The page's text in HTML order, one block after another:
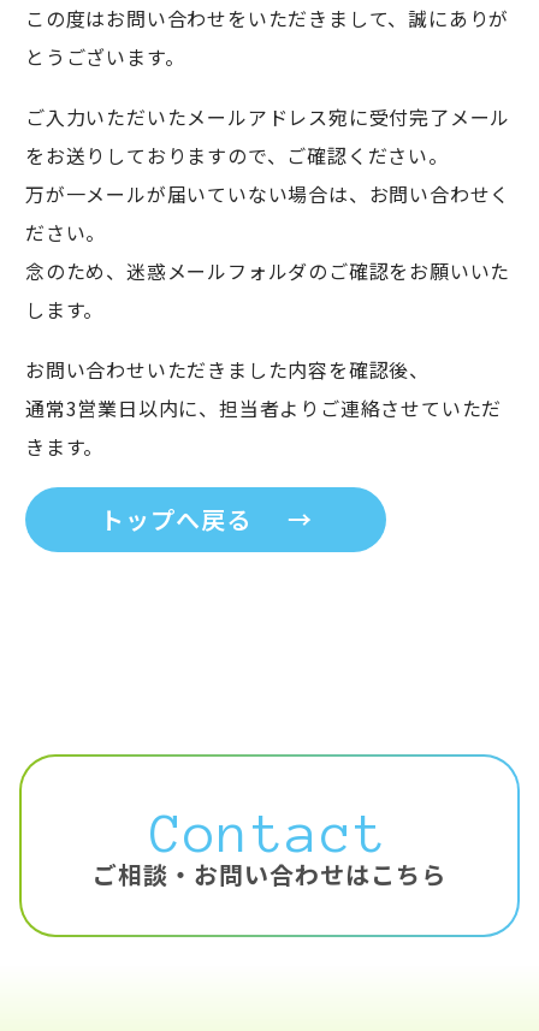
この度はお問い合わせをいただきまして、誠にありが
とうございます。
ご入力いただいたメールアドレス宛に受付完了メール
をお送りしておりますので、ご確認ください。
万が一メールが届いていない場合は、お問い合わせく
ださい。
念のため、迷惑メールフォルダのご確認をお願いいた
します。
お問い合わせいただきました内容を確認後、
通常3営業日以内に、担当者よりご連絡させていただ
きます。
トップへ戻る →
Contact
ご相談・お問い合わせはこちら